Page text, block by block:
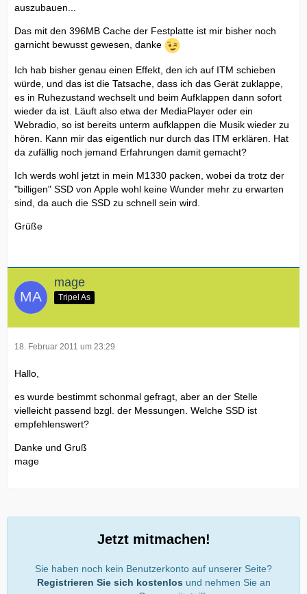
auszubauen...
Das mit den 396MB Cache der Festplatte ist mir bisher noch
garnicht bewusst gewesen, danke
Ich hab bisher genau einen Effekt, den ich auf ITM schieben
würde, und das ist die Tatsache, dass ich das Gerät zuklappe,
es in Ruhezustand wechselt und beim Aufklappen dann sofort
wieder da ist. Läuft also etwa der MediaPlayer oder ein
Webradio, so ist bereits unterm aufklappen die Musik wieder zu
hören. Kann mir das eigentlich nur durch das ITM erklären. Hat
da zufällig noch jemand Erfahrungen damit gemacht?
Ich werds wohl jetzt in mein M1330 packen, wobei da trotz der
"billigen" SSD von Apple wohl keine Wunder mehr zu erwarten
sind, da auch die SSD zu schnell sein wird.
Grüße
mage
Tripel As
18. Februar 2011 um 23:29
Hallo,
es wurde bestimmt schonmal gefragt, aber an der Stelle
vielleicht passend bzgl. der Messungen. Welche SSD ist
empfehlenswert?
Danke und Gruß
mage
Jetzt mitmachen!
Sie haben noch kein Benutzerkonto auf unserer Seite?
Registrieren Sie sich kostenlos und nehmen Sie an